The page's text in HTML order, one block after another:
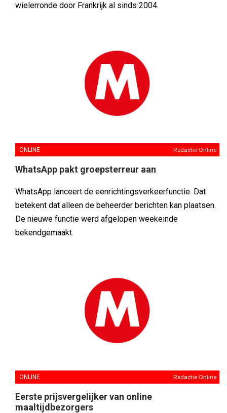
wielerronde door Frankrijk al sinds 2004.
ONLINE Redactie Online
WhatsApp pakt groepsterreur aan
WhatsApp lanceert de eenrichtingsverkeerfunctie. Dat
betekent dat alleen de beheerder berichten kan plaatsen.
De nieuwe functie werd afgelopen weekeinde
bekendgemaakt.
ONLINE Redactie Online
Eerste prijsvergelijker van online
maaltijdbezorgers